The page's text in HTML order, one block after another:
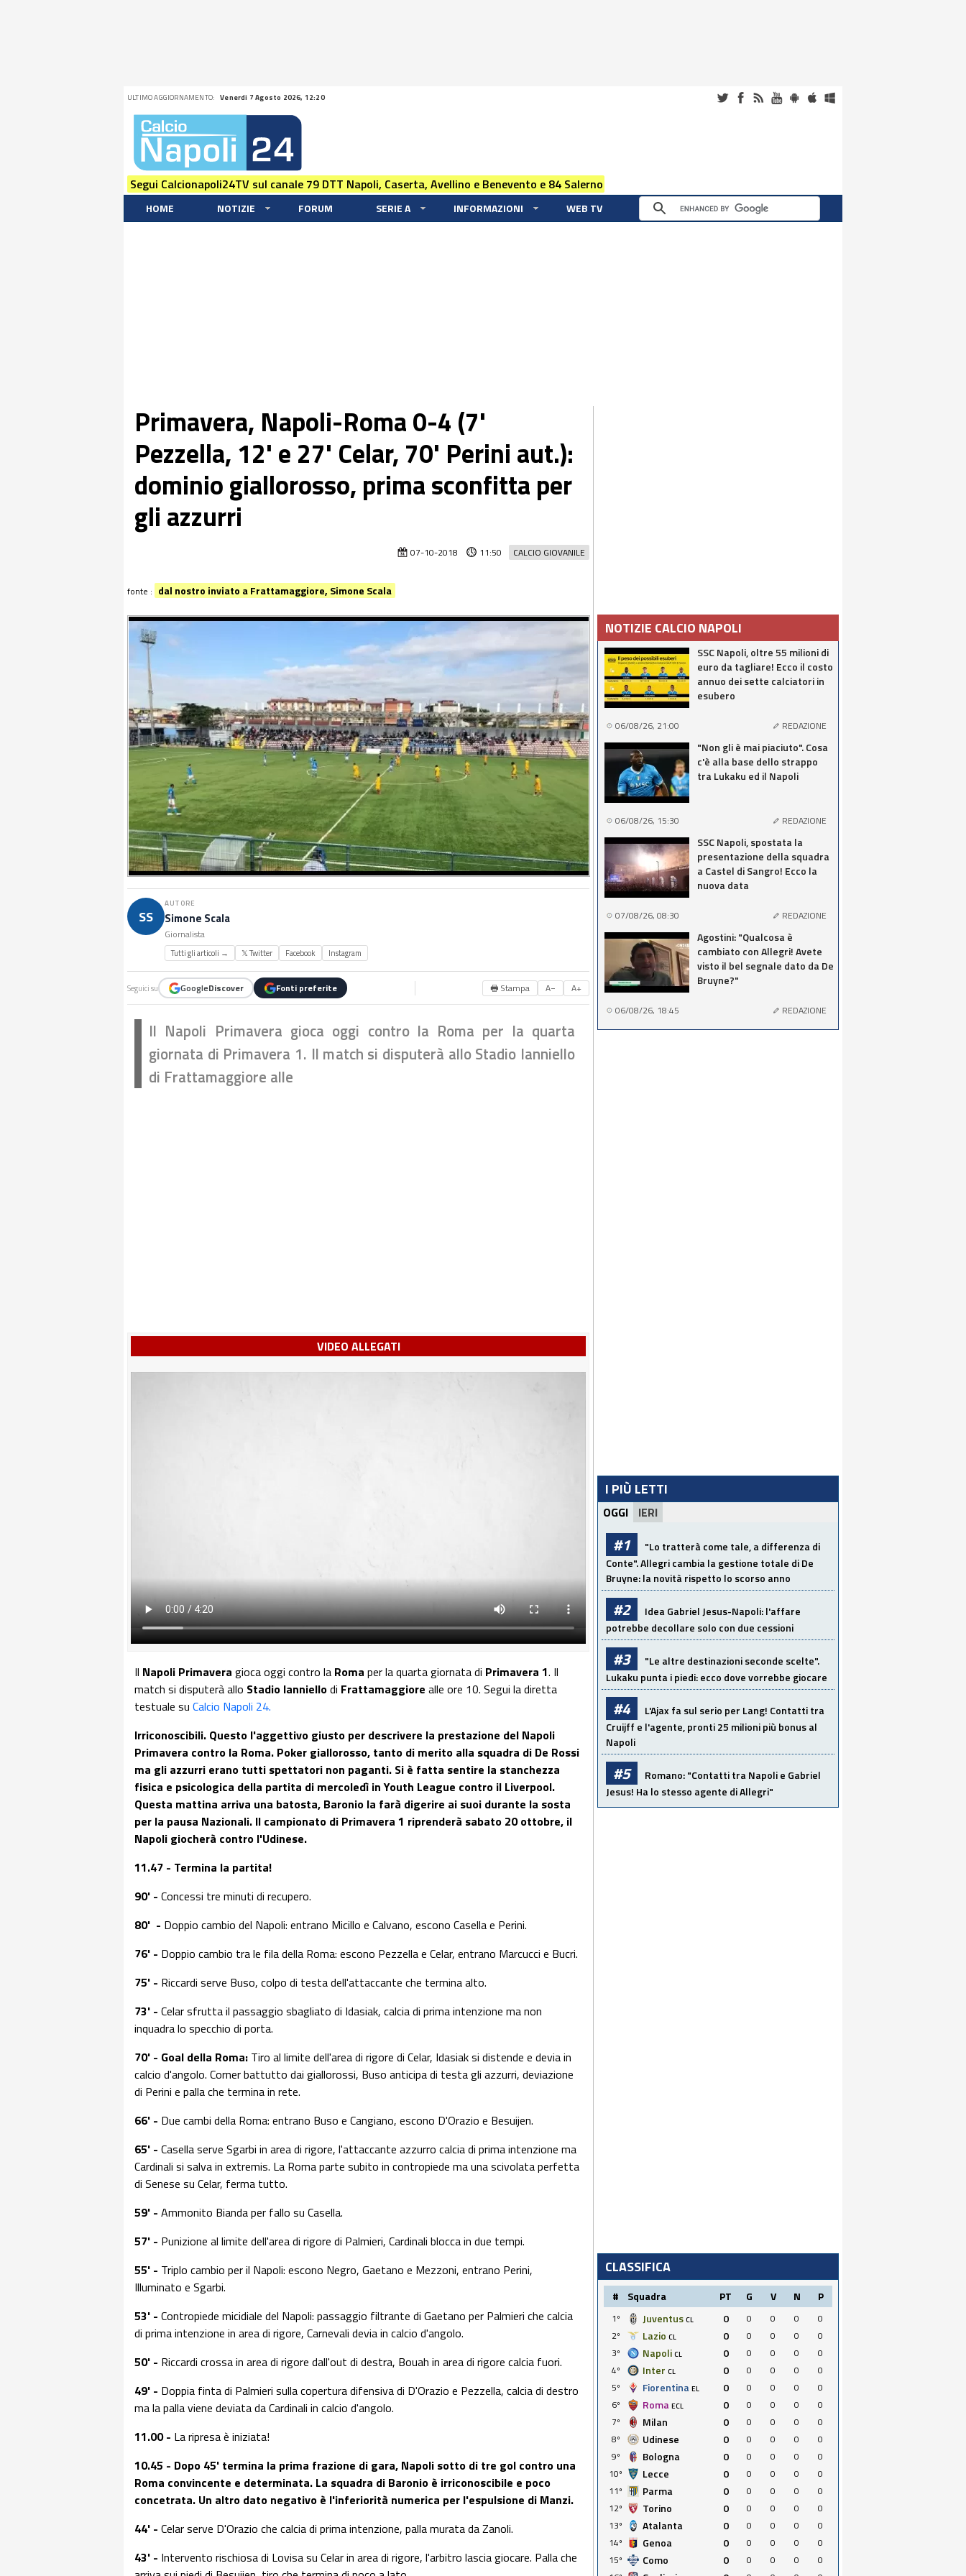
ULTIMO AGGIORNAMENTO: Venerdi 7 Agosto 2026, 12:20
Segui Calcionapoli24TV sul canale 79 DTT Napoli, Caserta, Avellino e Benevento e 84 Salerno
HOME NOTIZIE FORUM SERIE A INFORMAZIONI WEB TV
Primavera, Napoli-Roma 0-4 (7'
Pezzella, 12' e 27' Celar, 70' Perini aut.):
dominio giallorosso, prima sconfitta per
gli azzurri
CALCIO GIOVANILE
07-10-2018 11:50
fonte : dal nostro inviato a Frattamaggiore, Simone Scala
SS
AUTORE
Simone Scala
Giornalista
Tutti gli articoli → 𝕏 Twitter Facebook Instagram
Seguici su GoogleDiscover Fonti preferite 🖶 Stampa A− A+
Il Napoli Primavera gioca oggi contro la Roma per la quarta
giornata di Primavera 1. Il match si disputerà allo Stadio Ianniello
di Frattamaggiore alle
VIDEO ALLEGATI
Il Napoli Primavera gioca oggi contro la Roma per la quarta giornata di Primavera 1. Il
match si disputerà allo Stadio Ianniellodi Frattamaggiore alle ore 10. Segui la diretta
testuale su Calcio Napoli 24.
Irriconoscibili. Questo l'aggettivo giusto per descrivere la prestazione del Napoli
Primavera contro la Roma. Poker giallorosso, tanto di merito alla squadra di De Rossi
ma gli azzurri erano tutti spettatori non paganti. Si è fatta sentire la stanchezza
fisica e psicologica della partita di mercoledì in Youth League contro il Liverpool.
Questa mattina arriva una batosta, Baronio la farà digerire ai suoi durante la sosta
per la pausa Nazionali. Il campionato di Primavera 1 riprenderà sabato 20 ottobre, il
Napoli giocherà contro l'Udinese.
11.47 - Termina la partita!
90' - Concessi tre minuti di recupero.
80' - Doppio cambio del Napoli: entrano Micillo e Calvano, escono Casella e Perini.
76' - Doppio cambio tra le fila della Roma: escono Pezzella e Celar, entrano Marcucci e Bucri.
75' - Riccardi serve Buso, colpo di testa dell'attaccante che termina alto.
73' - Celar sfrutta il passaggio sbagliato di Idasiak, calcia di prima intenzione ma non
inquadra lo specchio di porta.
70' - Goal della Roma: Tiro al limite dell'area di rigore di Celar, Idasiak si distende e devia in
calcio d'angolo. Corner battutto dai giallorossi, Buso anticipa di testa gli azzurri, deviazione
di Perini e palla che termina in rete.
66' - Due cambi della Roma: entrano Buso e Cangiano, escono D'Orazio e Besuijen.
65' - Casella serve Sgarbi in area di rigore, l'attaccante azzurro calcia di prima intenzione ma
Cardinali si salva in extremis. La Roma parte subito in contropiede ma una scivolata perfetta
di Senese su Celar, ferma tutto.
59' - Ammonito Bianda per fallo su Casella.
57' - Punizione al limite dell'area di rigore di Palmieri, Cardinali blocca in due tempi.
55' - Triplo cambio per il Napoli: escono Negro, Gaetano e Mezzoni, entrano Perini,
Illuminato e Sgarbi.
53' - Contropiede micidiale del Napoli: passaggio filtrante di Gaetano per Palmieri che calcia
di prima intenzione in area di rigore, Carnevali devia in calcio d'angolo.
50' - Riccardi crossa in area di rigore dall'out di destra, Bouah in area di rigore calcia fuori.
49' - Doppia finta di Palmieri sulla copertura difensiva di D'Orazio e Pezzella, calcia di destro
ma la palla viene deviata da Cardinali in calcio d'angolo.
11.00 - La ripresa è iniziata!
10.45 - Dopo 45' termina la prima frazione di gara, Napoli sotto di tre gol contro una
Roma convincente e determinata. La squadra di Baronio è irriconoscibile e poco
concetrata. Un altro dato negativo è l'inferiorità numerica per l'espulsione di Manzi.
44' - Celar serve D'Orazio che calcia di prima intenzione, palla murata da Zanoli.
43' - Intervento rischiosa di Lovisa su Celar in area di rigore, l'arbitro lascia giocare. Palla che
NOTIZIE CALCIO NAPOLI
SSC Napoli, oltre 55 milioni di
euro da tagliare! Ecco il costo
annuo dei sette calciatori in
esubero
06/08/26, 21:00 REDAZIONE
"Non gli è mai piaciuto". Cosa
c'è alla base dello strappo
tra Lukaku ed il Napoli
06/08/26, 15:30 REDAZIONE
SSC Napoli, spostata la
presentazione della squadra
a Castel di Sangro! Ecco la
nuova data
07/08/26, 08:30 REDAZIONE
Agostini: "Qualcosa è
cambiato con Allegri! Avete
visto il bel segnale dato da De
Bruyne?"
06/08/26, 18:45 REDAZIONE
I PIÙ LETTI
OGGI IERI
#1
"Lo tratterà come tale, a differenza di
Conte". Allegri cambia la gestione totale di De
Bruyne: la novità rispetto lo scorso anno
#2
Idea Gabriel Jesus-Napoli: l'affare
potrebbe decollare solo con due cessioni
#3
"Le altre destinazioni seconde scelte".
Lukaku punta i piedi: ecco dove vorrebbe giocare
#4
L'Ajax fa sul serio per Lang! Contatti tra
Cruijff e l'agente, pronti 25 milioni più bonus al
Napoli
#5
Romano: "Contatti tra Napoli e Gabriel
Jesus! Ha lo stesso agente di Allegri"
CLASSIFICA
# Squadra PT G V N P
1º Juventus CL 0 0 0 0
0
2º
Lazio CL 0 0 0 0
0
3º
Napoli CL 0 0 0 0
0
4º
Inter CL 0 0 0 0
0
5º
Fiorentina EL 0 0 0 0
0
6º
Roma ECL 0 0 0 0
0
7º
Milan 0 0 0 0
0
8º
Udinese 0 0 0 0
0
9º
Bologna 0 0 0 0
0
10º
Lecce 0 0 0 0
0
11º
Parma 0 0 0 0
0
12º
Torino 0 0 0 0
0
13º
Atalanta 0 0 0 0
0
14º
Genoa 0 0 0 0
0
15º
Como 0 0 0 0
0